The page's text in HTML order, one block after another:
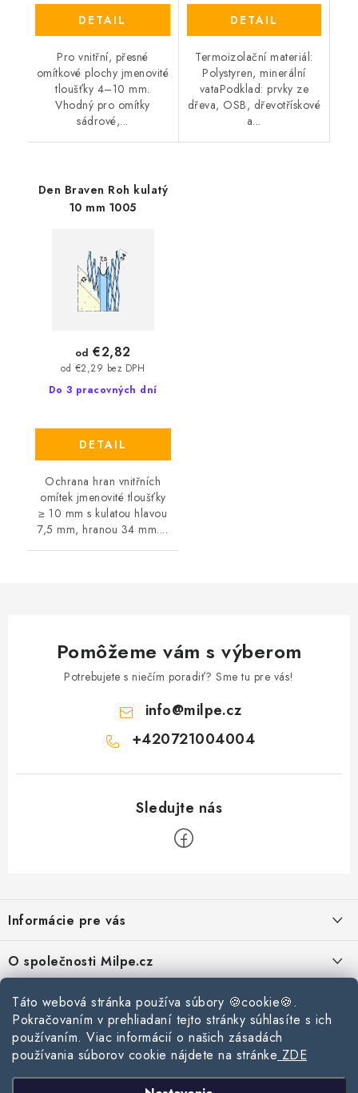
Táto webová stránka používa súbory 🍪cookie🍪.
Pokračovaním v prehliadaní tejto stránky súhlasíte s ich
používaním. Viac informácií o našich zásadách
používania súborov cookie nájdete na stránke ZDE
DETAIL
Pro vnitřní, přesné
omítkové plochy jmenovité
tloušťky 4–10 mm.
Vhodný pro omítky
sádrové,...
DETAIL
Termoizolační materiál:
Polystyren, minerální
vataPodklad: prvky ze
dřeva, OSB, dřevotřískové
a...
Den Braven Roh kulatý
10 mm 1005
Do 3 pracovných dní
od €2,29 bez DPH
od €2,82
DETAIL
Ochrana hran vnitřních
omítek jmenovité tloušťky
≥ 10 mm s kulatou hlavou
7,5 mm, hranou 34 mm....
Pomôžeme vám s výberom
Potrebujete s niečím poradiť? Sme tu pre vás!
info@milpe.cz
+420721004004
p
ä
t
Informácie pre vás
Zásady používania súborov cookie
Podmínky ochrany osobních údajů
Obchodní podmínky
O společnosti Milpe.cz
O spoločnosti Milpe
Kontakty
Kontaktné informácie
Stavebný blog
Ako vybrať správnu difúznu fóliu pre strechu?
Prijímame online platby